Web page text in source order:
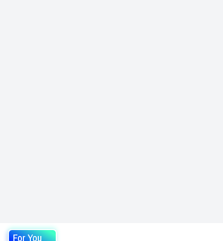
For You